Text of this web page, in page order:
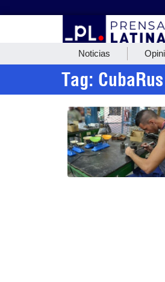
Noticias
Tag: CubaRus